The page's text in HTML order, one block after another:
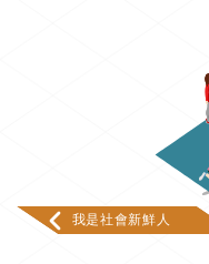
我是社會新鮮人